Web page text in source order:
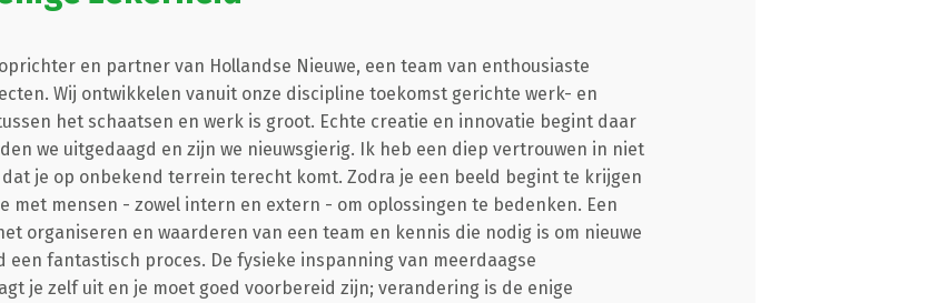
en partner van Hollandse Nieuwe, een team van enthousiaste
Wij ontwikkelen vanuit onze discipline toekomst gerichte werk- en
het schaatsen en werk is groot. Echte creatie en innovatie begint daar
we uitgedaagd en zijn we nieuwsgierig. Ik heb een diep vertrouwen in niet
je op onbekend terrein terecht komt. Zodra je een beeld begint te krijgen
met mensen - zowel intern en extern - om oplossingen te bedenken. Een
organiseren en waarderen van een team en kennis die nodig is om nieuwe
fantastisch proces. De fysieke inspanning van meerdaagse
je zelf uit en je moet goed voorbereid zijn; verandering is de enige